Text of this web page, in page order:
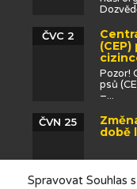
Spravovat Souhlas
ČVC 2
Pozor!
psů
–...
době
ČVN 25